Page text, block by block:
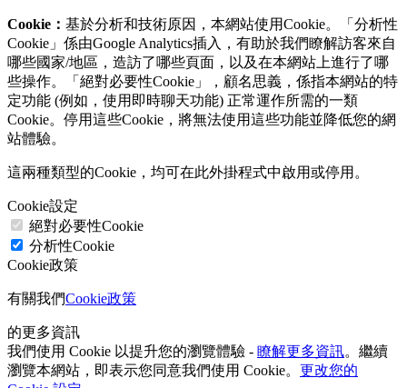
Cookie： 基於分析和技術原因，本網站使用Cookie。「分析性
Cookie」係由Google Analytics插入，有助於我們瞭解訪客來自
哪些國家/地區，造訪了哪些頁面，以及在本網站上進行了哪
些操作。「絕對必要性Cookie」，顧名思義，係指本網站的特
定功能 (例如，使用即時聊天功能) 正常運作所需的一類
Cookie。停用這些Cookie，將無法使用這些功能並降低您的網
站體驗。
這兩種類型的Cookie，均可在此外掛程式中啟用或停用。
Cookie設定
絕對必要性Cookie
分析性Cookie
Cookie政策
有關我們Cookie政策
的更多資訊
我們使用 Cookie 以提升您的瀏覽體驗 - 瞭解更多資訊。繼續
瀏覽本網站，即表示您同意我們使用 Cookie。 更改您的